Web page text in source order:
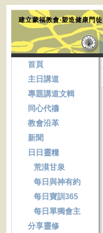
建立蒙福教會‧塑造健康門徒
首頁
主日講道
專題講道文輯
同心代禱
教會沿革
新聞
日日靈糧
荒漠甘泉
每日與神有約
每日寶訓365
每日單獨會主
分享靈修